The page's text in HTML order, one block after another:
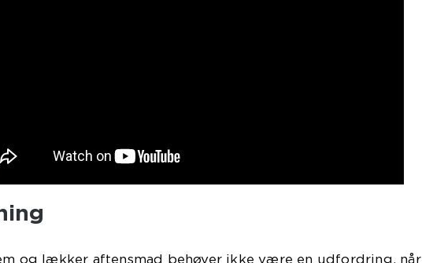
og lækker aftensmad behøver ikke være en udfordring, når